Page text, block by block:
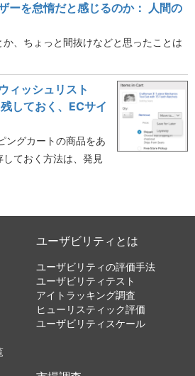
ーを怠惰だと感じるのか： 人間の
、ちょっと間抜けなどと思ったことは
ィッシュリスト
しておく、ECサイ
ングカートの商品をあ
ておく方法は、発見
ユーザビリティとは
ユーザビリティの評価手法
ユーザビリティテスト
アイトラッキング調査
ヒューリスティック評価
ユーザビリティスケール